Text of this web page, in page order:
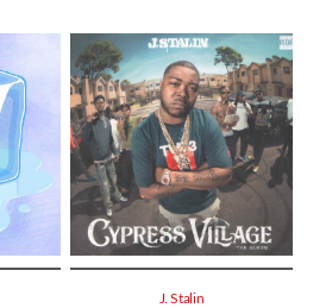
J. Stalin